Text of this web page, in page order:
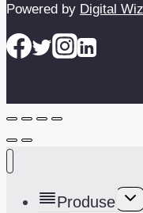
Powered by Digital Wiz
Produse